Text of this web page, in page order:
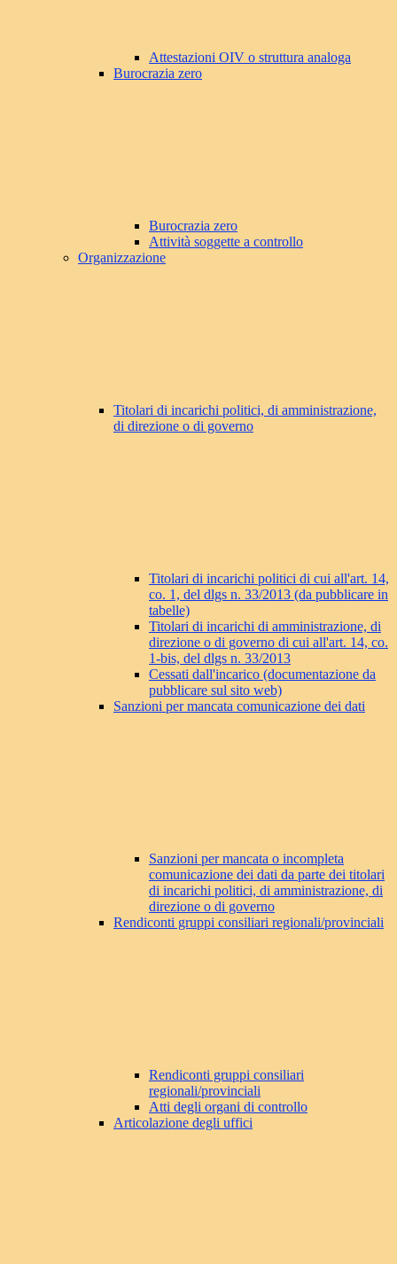
Attestazioni OIV o struttura analoga
Burocrazia zero
Burocrazia zero
Attività soggette a controllo
Organizzazione
Titolari di incarichi politici, di amministrazione,
di direzione o di governo
Titolari di incarichi politici di cui all'art. 14,
co. 1, del dlgs n. 33/2013 (da pubblicare in
tabelle)
Titolari di incarichi di amministrazione, di
direzione o di governo di cui all'art. 14, co.
1-bis, del dlgs n. 33/2013
Cessati dall'incarico (documentazione da
pubblicare sul sito web)
Sanzioni per mancata comunicazione dei dati
Sanzioni per mancata o incompleta
comunicazione dei dati da parte dei titolari
di incarichi politici, di amministrazione, di
direzione o di governo
Rendiconti gruppi consiliari regionali/provinciali
Rendiconti gruppi consiliari
regionali/provinciali
Atti degli organi di controllo
Articolazione degli uffici